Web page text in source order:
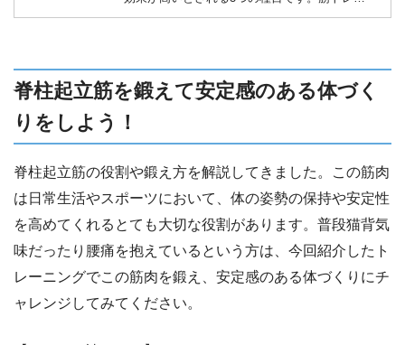
脊柱起立筋を鍛えて安定感のある体づく
りをしよう！
脊柱起立筋の役割や鍛え方を解説してきました。この筋肉
は日常生活やスポーツにおいて、体の姿勢の保持や安定性
を高めてくれるとても大切な役割があります。普段猫背気
味だったり腰痛を抱えているという方は、今回紹介したト
レーニングでこの筋肉を鍛え、安定感のある体づくりにチ
ャレンジしてみてください。